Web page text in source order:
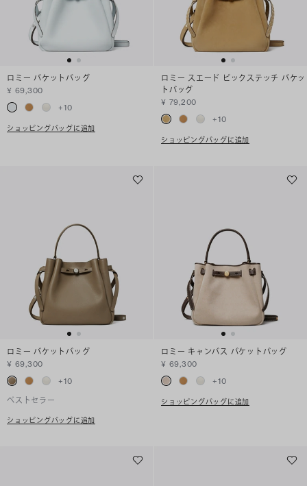
ロミー バケットバッグ
¥ 69,300
+10
ショッピングバッグに追加
ロミー スエード ピックステッチ バケッ
トバッグ
¥ 79,200
+10
ショッピングバッグに追加
ロミー バケットバッグ
¥ 69,300
+10
ベストセラー
ショッピングバッグに追加
ロミー キャンバス バケットバッグ
¥ 69,300
+10
ショッピングバッグに追加